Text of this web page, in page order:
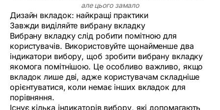
але цього замало
Дизайн вкладок: найкращі практики
Завжди виділяйте вибрану вкладку
Вибрану вкладку слід робити помітною для
користувачів. Використовуйте щонайменше два
індикатори вибору, щоб зробити вибрану вкладку
якомога помітнішою. Це особливо важливо, якщо
вкладок лише дві, адже користувачам складніше
орієнтуватися, коли немає інших вкладок для
порівняння.
Існує кілька індикаторів вибору, які допомагають